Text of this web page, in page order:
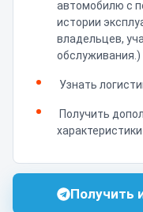
автомобилю с
истории
владельцев,
обслуживания.)
Узнать
Получить
Получить